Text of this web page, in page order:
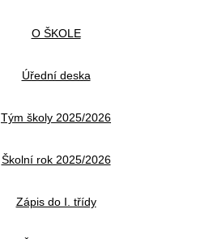
O ŠKOLE
Úřední deska
Tým školy 2025/2026
Školní rok 2025/2026
Zápis do I. třídy